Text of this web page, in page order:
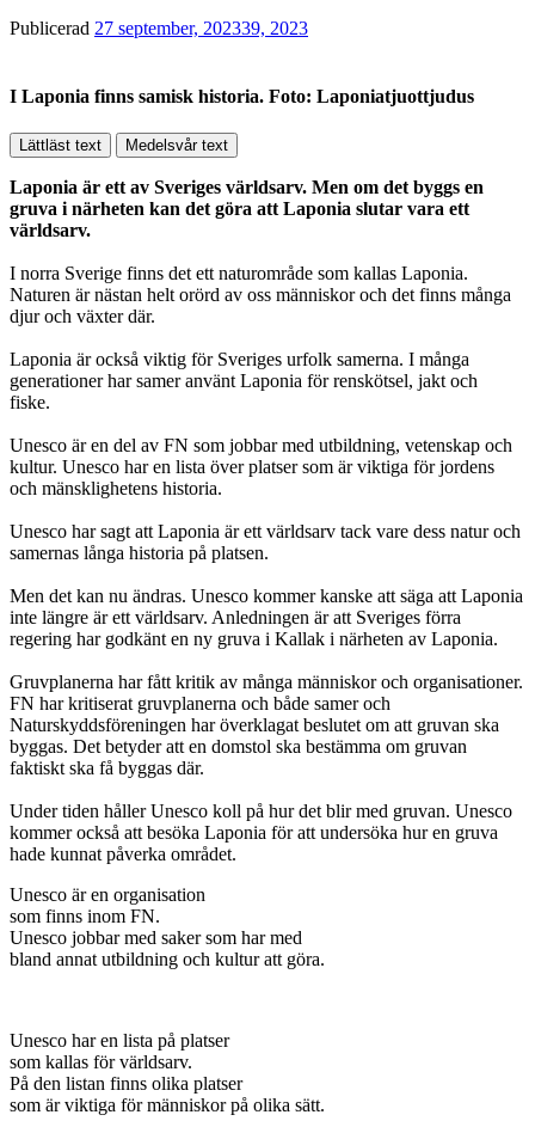
Publicerad 27 september, 202339, 2023
I Laponia finns samisk historia. Foto: Laponiatjuottjudus
Lättläst text Medelsvår text
Laponia är ett av Sveriges världsarv. Men om det byggs en
gruva i närheten kan det göra att Laponia slutar vara ett
världsarv.
I norra Sverige finns det ett naturområde som kallas Laponia.
Naturen är nästan helt orörd av oss människor och det finns många
djur och växter där.
Laponia är också viktig för Sveriges urfolk samerna. I många
generationer har samer använt Laponia för renskötsel, jakt och
fiske.
Unesco är en del av FN som jobbar med utbildning, vetenskap och
kultur. Unesco har en lista över platser som är viktiga för jordens
och mänsklighetens historia.
Unesco har sagt att Laponia är ett världsarv tack vare dess natur och
samernas långa historia på platsen.
Men det kan nu ändras. Unesco kommer kanske att säga att Laponia
inte längre är ett världsarv. Anledningen är att Sveriges förra
regering har godkänt en ny gruva i Kallak i närheten av Laponia.
Gruvplanerna har fått kritik av många människor och organisationer.
FN har kritiserat gruvplanerna och både samer och
Naturskyddsföreningen har överklagat beslutet om att gruvan ska
byggas. Det betyder att en domstol ska bestämma om gruvan
faktiskt ska få byggas där.
Under tiden håller Unesco koll på hur det blir med gruvan. Unesco
kommer också att besöka Laponia för att undersöka hur en gruva
hade kunnat påverka området.
Unesco är en organisation
som finns inom FN.
Unesco jobbar med saker som har med
bland annat utbildning och kultur att göra.
Unesco har en lista på platser
som kallas för världsarv.
På den listan finns olika platser
som är viktiga för människor på olika sätt.